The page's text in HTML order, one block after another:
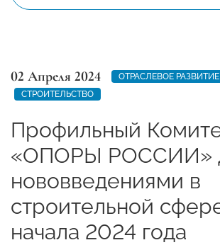
02 Апреля 2024
ОТРАСЛЕВОЕ РАЗВИТИЕ
СТРОИТЕЛЬСТВО
Профильный
«ОПОРЫ РОССИИ»
нововведениями в
строительной
начала 2024 года